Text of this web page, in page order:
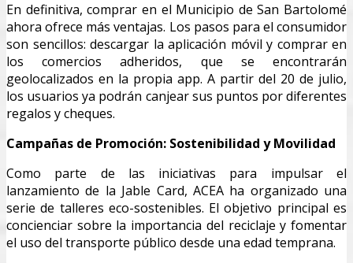
En definitiva, comprar en el Municipio de San Bartolomé
ahora ofrece más ventajas. Los pasos para el consumidor
son sencillos: descargar la aplicación móvil y comprar en
los comercios adheridos, que se encontrarán
geolocalizados en la propia app. A partir del 20 de julio,
los usuarios ya podrán canjear sus puntos por diferentes
regalos y cheques.
Campañas de Promoción: Sostenibilidad y Movilidad
Como parte de las iniciativas para impulsar el
lanzamiento de la Jable Card, ACEA ha organizado una
serie de talleres eco-sostenibles. El objetivo principal es
concienciar sobre la importancia del reciclaje y fomentar
el uso del transporte público desde una edad temprana.